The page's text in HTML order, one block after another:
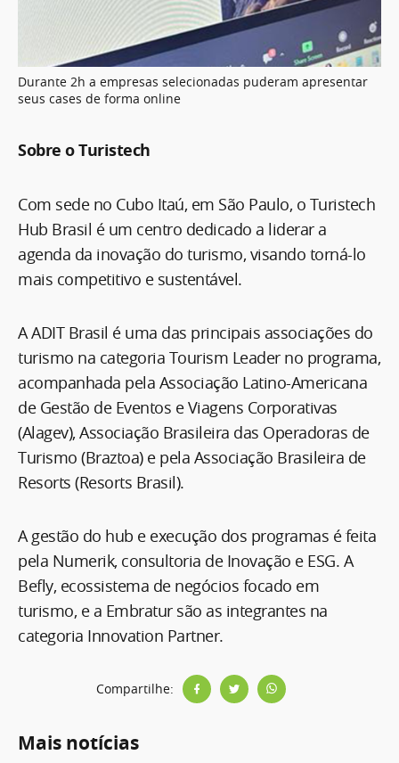
Durante 2h a empresas selecionadas puderam apresentar
seus cases de forma online
Sobre o Turistech
Com sede no Cubo Itaú, em São Paulo, o Turistech
Hub Brasil é um centro dedicado a liderar a
agenda da inovação do turismo, visando torná-lo
mais competitivo e sustentável.
A ADIT Brasil é uma das principais associações do
turismo na categoria Tourism Leader no programa,
acompanhada pela Associação Latino-Americana
de Gestão de Eventos e Viagens Corporativas
(Alagev), Associação Brasileira das Operadoras de
Turismo (Braztoa) e pela Associação Brasileira de
Resorts (Resorts Brasil).
A gestão do hub e execução dos programas é feita
pela Numerik, consultoria de Inovação e ESG. A
Befly, ecossistema de negócios focado em
turismo, e a Embratur são as integrantes na
categoria Innovation Partner.
Compartilhe:
Mais notícias